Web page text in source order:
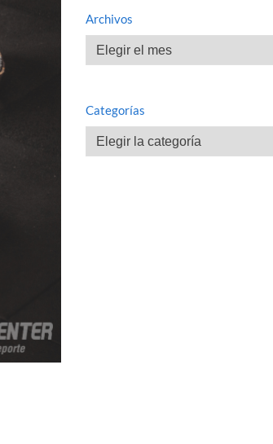
Archivos
Archivos
Categorías
Categorías